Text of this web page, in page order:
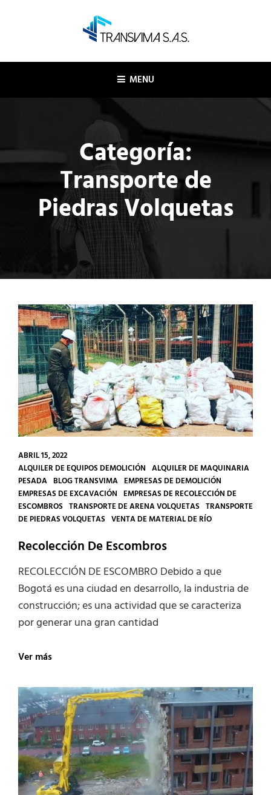
TRANSVIMA SAS
Logística y transporte
MENU
Categoría:
Transporte de
Piedras Volquetas
ABRIL 15, 2022
CATEGORIES
ALQUILER DE EQUIPOS DEMOLICIÓN ALQUILER DE MAQUINARIA
PESADA BLOG TRANSVIMA EMPRESAS DE DEMOLICIÓN
EMPRESAS DE EXCAVACIÓN EMPRESAS DE RECOLECCIÓN DE
ESCOMBROS TRANSPORTE DE ARENA VOLQUETAS TRANSPORTE
DE PIEDRAS VOLQUETAS VENTA DE MATERIAL DE RÍO
Recolección De Escombros
RECOLECCIÓN DE ESCOMBRO Debido a que
Bogotá es una ciudad en desarrollo, la industria de
construcción; es una actividad que se caracteriza
por generar una gran cantidad
Ver másRecolección